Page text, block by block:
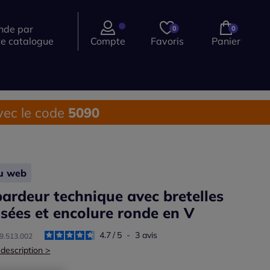
par
catalogue
Compte
0
Favoris
0
Panier
le code 5090
web
technique avec bretelles
et encolure ronde en V
4.7/ 5 - 3avis
>